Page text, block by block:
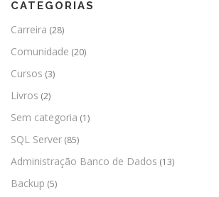
CATEGORIAS
Carreira (28)
Comunidade (20)
Cursos (3)
Livros (2)
Sem categoria (1)
SQL Server (85)
Administração Banco de Dados (13)
Backup (5)